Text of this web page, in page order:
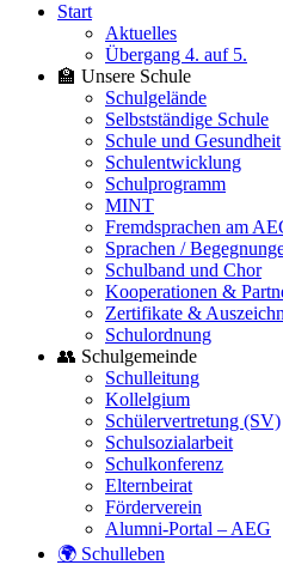
Start
Aktuelles
Übergang 4. auf 5.
🏫 Unsere Schule
Schulgelände
Selbstständige Schule
Schule und Gesundheit
Schulentwicklung
Schulprogramm
MINT
Fremdsprachen am
Sprachen /
Schulband und Chor
Kooperationen &
Zertifikate &
Schulordnung
👥 Schulgemeinde
Schulleitung
Kollelgium
Schülervertretung (SV)
Schulsozialarbeit
Schulkonferenz
Elternbeirat
Förderverein
Alumni-Portal – AEG
🌍 Schulleben